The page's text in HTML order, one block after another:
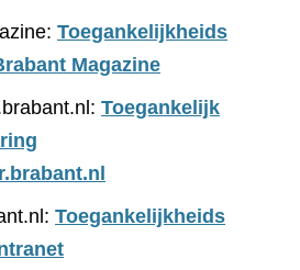
Toegankelijkheids
Magazine
Toegankelijk
Toegankelijkheids